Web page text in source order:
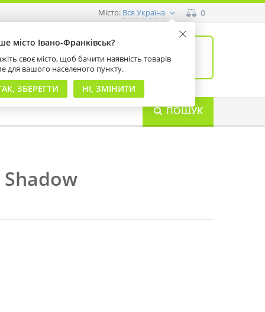
місто Івано-Франківськ?
своє місто, щоб бачити наявність товарів
для вашого населеного пункту.
ЗБЕРЕГТИ НІ, ЗМІНИТИ
Місто: Вся Україна 0
0
на суму 0 грн
ПОШУК